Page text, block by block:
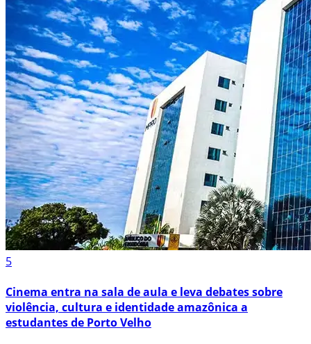
5
Cinema entra na sala de aula e leva debates sobre
violência, cultura e identidade amazônica a
estudantes de Porto Velho